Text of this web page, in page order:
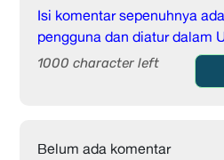
Isi komentar sepenuhnya
pengguna dan diatur dalam
1000 character left
Belum ada komentar